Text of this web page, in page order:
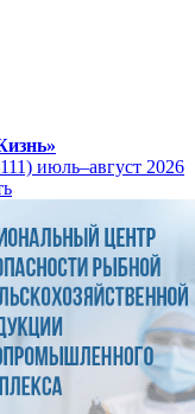
июль–август 2026